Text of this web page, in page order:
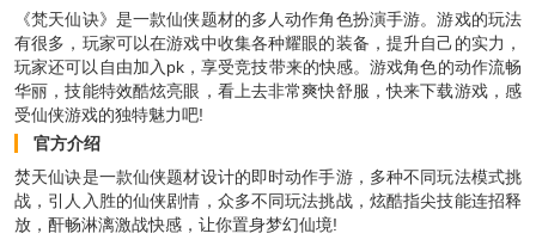
《梵天仙诀》是一款仙侠题材的多人动作角色扮演手游。游戏的玩法
有很多，玩家可以在游戏中收集各种耀眼的装备，提升自己的实力，
玩家还可以自由加入pk，享受竞技带来的快感。游戏角色的动作流畅
华丽，技能特效酷炫亮眼，看上去非常爽快舒服，快来下载游戏，感
受仙侠游戏的独特魅力吧!
官方介绍
焚天仙诀是一款仙侠题材设计的即时动作手游，多种不同玩法模式挑
战，引人入胜的仙侠剧情，众多不同玩法挑战，炫酷指尖技能连招释
放，酐畅淋漓激战快感，让你置身梦幻仙境!